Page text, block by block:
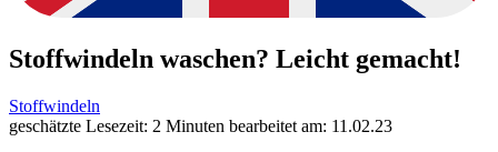
Stoffwindeln waschen? Leicht gemacht!
Stoffwindeln
geschätzte Lesezeit: 2 Minuten bearbeitet am: 11.02.23